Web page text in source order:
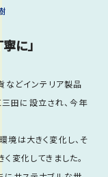
に」
などインテリア製品
田に設立され、今年
は大きく変化し、そ
変化してきました。